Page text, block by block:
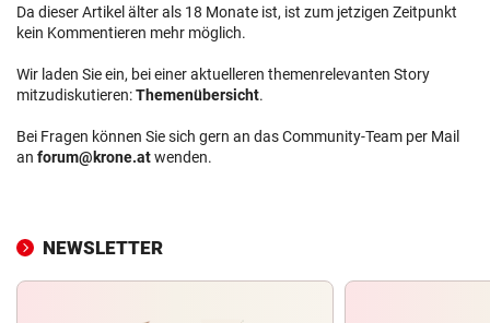
Da dieser Artikel älter als 18 Monate ist, ist zum jetzigen Zeitpunkt
kein Kommentieren mehr möglich.
Wir laden Sie ein, bei einer aktuelleren themenrelevanten Story
mitzudiskutieren:Themenübersicht.
Bei Fragen können Sie sich gern an das Community-Team per Mail
an forum@krone.atwenden.
NEWSLETTER